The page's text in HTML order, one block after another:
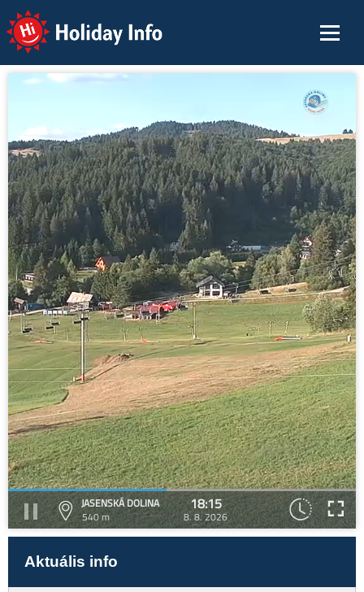
Holiday Info
JASENSKÁ DOLINA
540 m
18:15
8. 8. 2026
Aktuális info